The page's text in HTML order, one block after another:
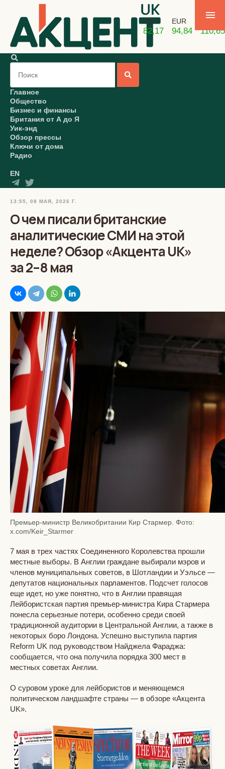
USD
82,17
EUR
94,84 110,65
Главное
Общество
Бизнес и финансы
Британия от А до Я
Уик-энд
Обзор прессы
Ключи от дома
Радио
EN
13:55, 08 МАЯ, 2026 Г.
О чем писали британские
аналитические СМИ на этой
неделе? Обзор «Акцента UK»
за 2–8 мая
Премьер-министр Великобритании Кир Стармер. Фото:
x.com/Keir_Starmer
7 мая в трех частях Соединенного Королевства прошли
местные выборы. В Англии граждане выбирали мэров и
членов муниципальных советов, в Шотландии и Уэльсе —
депутатов национальных парламентов. Подсчет голосов
еще идет, но уже понятно, что в Англии правящая
Лейбористская партия премьер-министра Кира Стармера
понесла серьезные потери, особенно среди своей
традиционной аудитории в Центральной Англии, а также в
некоторых боро Лондона. Успешно выступила партия
Reform UK под руководством Найджела Фараджа:
сообщается, что она получила порядка 300 мест в
местных советах Англии.
О суровом уроке для лейбористов и меняющемся
политическом ландшафте страны — в обзоре «Акцента
UK».